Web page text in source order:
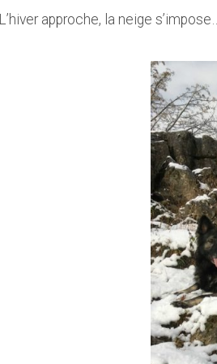
L’hiver approche, la neige